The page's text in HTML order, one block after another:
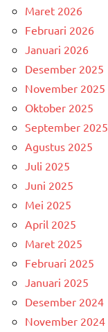
Maret 2026
Februari 2026
Januari 2026
Desember 2025
November 2025
Oktober 2025
September 2025
Agustus 2025
Juli 2025
Juni 2025
Mei 2025
April 2025
Maret 2025
Februari 2025
Januari 2025
Desember 2024
November 2024